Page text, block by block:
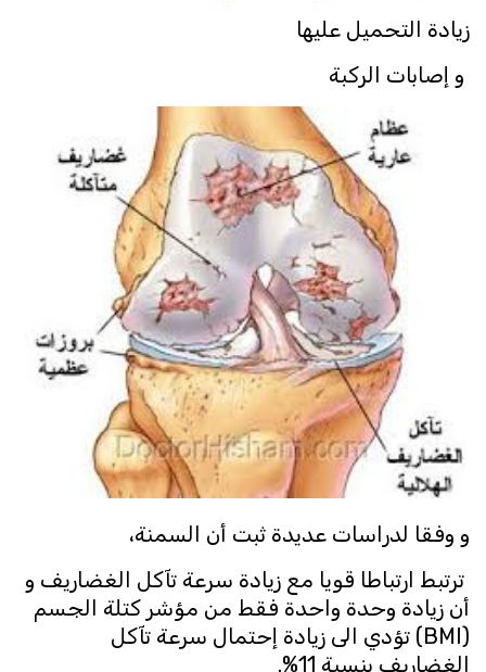
زيادة التحميل عليها
و إصابات الركبة
و وفقا لدراسات عديدة ثبت أن السمنة،
ترتبط ارتباطا قويا مع زيادة سرعة تآكل الغضاريف و
أن زيادة وحدة واحدة فقط من مؤشر كتلة الجسم
(BMI) تؤدي الى زيادة إحتمال سرعة تآكل
الغضاريف بنسبة 11%.